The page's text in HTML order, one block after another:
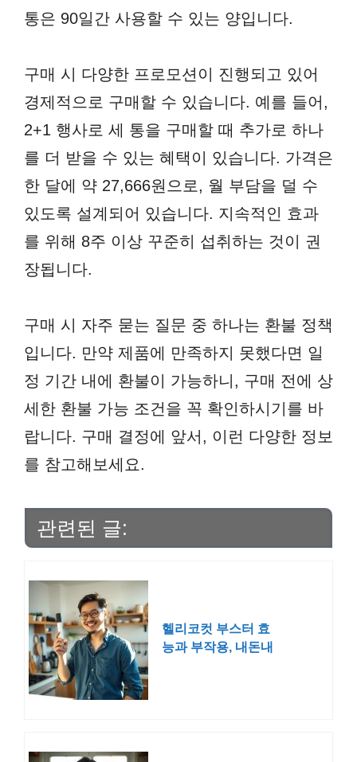
통은 90일간 사용할 수 있는 양입니다.
구매 시 다양한 프로모션이 진행되고 있어
경제적으로 구매할 수 있습니다. 예를 들어,
2+1 행사로 세 통을 구매할 때 추가로 하나
를 더 받을 수 있는 혜택이 있습니다. 가격은
한 달에 약 27,666원으로, 월 부담을 덜 수
있도록 설계되어 있습니다. 지속적인 효과
를 위해 8주 이상 꾸준히 섭취하는 것이 권
장됩니다.
구매 시 자주 묻는 질문 중 하나는 환불 정책
입니다. 만약 제품에 만족하지 못했다면 일
정 기간 내에 환불이 가능하니, 구매 전에 상
세한 환불 가능 조건을 꼭 확인하시기를 바
랍니다. 구매 결정에 앞서, 이런 다양한 정보
를 참고해보세요.
관련된 글:
헬리코컷 부스터 효
능과 부작용, 내돈내